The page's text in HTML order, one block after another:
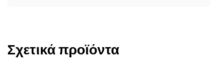
Σχετικά προϊόντα